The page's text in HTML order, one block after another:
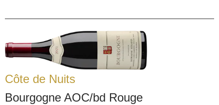
Côte de Nuits
Bourgogne AOC/bd Rouge